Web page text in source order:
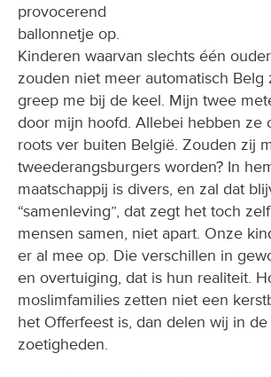
provocerend
ballonnetje op.
Kinderen waarvan slechts één
zouden niet meer automatisch Belg
greep me bij de keel. Mijn twee
door mijn hoofd. Allebei hebben ze
roots ver buiten België. Zouden zij
tweederangsburgers worden? In
maatschappij is divers, en zal dat
“samenleving”, dat zegt het toch
mensen samen, niet apart. Onze
er al mee op. Die verschillen in
en overtuiging, dat is hun realiteit.
moslimfamilies zetten niet een
het Offerfeest is, dan delen wij in
zoetigheden.